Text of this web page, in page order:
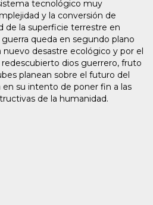
tecnológico muy
y la conversión de
de la superficie terrestre en
queda en segundo plano
nuevo desastre ecológico y por el
dios guerrero, fruto
planean sobre el futuro del
en su intento de poner fin a las
de la humanidad.